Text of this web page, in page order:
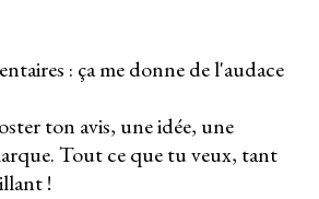
: ça me donne de l'audace
ton avis, une idée, une
Tout ce que tu veux, tant
!